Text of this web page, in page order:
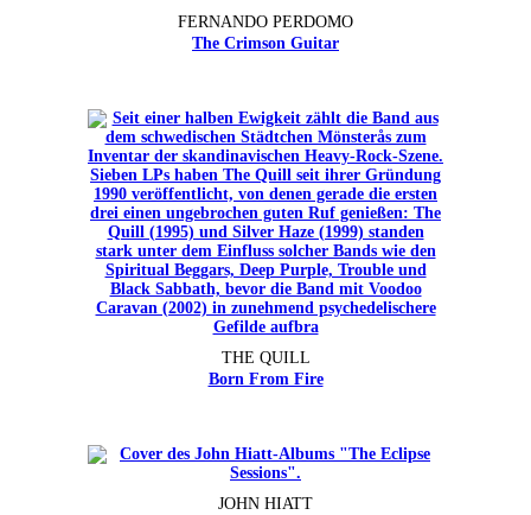
FERNANDO PERDOMO
The Crimson Guitar
THE QUILL
Born From Fire
JOHN HIATT